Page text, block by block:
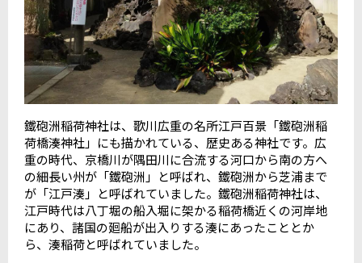
鐵砲洲稲荷神社は、歌川広重の名所江戸百景「鐵砲洲稲
荷橋湊神社」にも描かれている、歴史ある神社です。広
重の時代、京橋川が隅田川に合流する河口から南の方へ
の細長い州が「鐵砲洲」と呼ばれ、鐵砲洲から芝浦まで
が「江戸湊」と呼ばれていました。鐵砲洲稲荷神社は、
江戸時代は八丁堀の船入堀に架かる稲荷橋近くの河岸地
にあり、諸国の廻船が出入りする湊にあったこととか
ら、湊稲荷と呼ばれていました。